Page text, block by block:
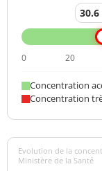
0 20
Concentration
Concentration
Evolution de la
Ministère de la Santé